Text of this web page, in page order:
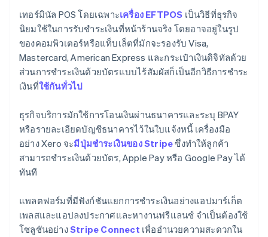
เทอร์มินัล POS โดยเฉพาะเครื่อง EFTPOS เป็นวิธีที่ธุรกิจ
นิยมใช้ในการรับชำระเงินที่หน้าร้านจริง โดยอาจอยู่ในรูป
ของคอมพิวเตอร์หรือแท็บเล็ตที่มักจะรองรับ Visa,
Mastercard, American Express และกระเป๋าเงินดิจิทัลด้วย
ส่วนการชำระเงินด้วยบัตรแบบไร้สัมผัสก็เป็นอีกวิธีการชำระ
เงินที่ใช้กันทั่วไป
ธุรกิจบริการมักใช้การโอนเงินผ่านธนาคารและระบุ BPAY
หรือรายละเอียดบัญชีธนาคารไว้ในใบแจ้งหนี้ เครื่องมือ
อย่าง Xero จะมีปุ่มชำระเงินของ Stripeซึ่งทำให้ลูกค้า
สามารถชำระเงินด้วยบัตร, Apple Pay หรือ Google Pay ได้
ทันที
แพลตฟอร์มที่มีฟังก์ชันแยกการชำระเงินอย่างแอปมาร์เก็ต
เพลสและแอปลงประกาศและหางานฟรีแลนซ์ จำเป็นต้องใช้
โซลูชันอย่างStripe Connect เพื่ออำนวยความสะดวกใน